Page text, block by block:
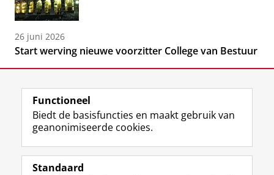
26 juni 2026
Start werving nieuwe voorzitter College van Bestuur
Volg de RUG
F
a
L
i
R
S
I
n
Y
o
Functioneel
Biedt de basisfuncties en maakt gebruik van
geanonimiseerde cookies.
Standaard